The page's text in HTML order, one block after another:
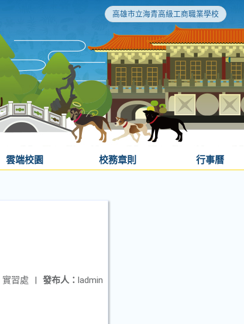
高雄市立海青高級工商職業學校
雲端校園 校務章則 行事曆
發布人： ladmin
實習處 |